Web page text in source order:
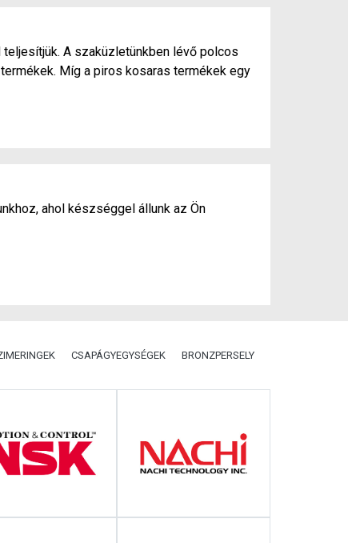
A szaküzletünkben lévő polcos
Míg a piros kosaras termékek egy
ahol készséggel állunk az Ön
CSAPÁGYEGYSÉGEK BRONZPERSELY